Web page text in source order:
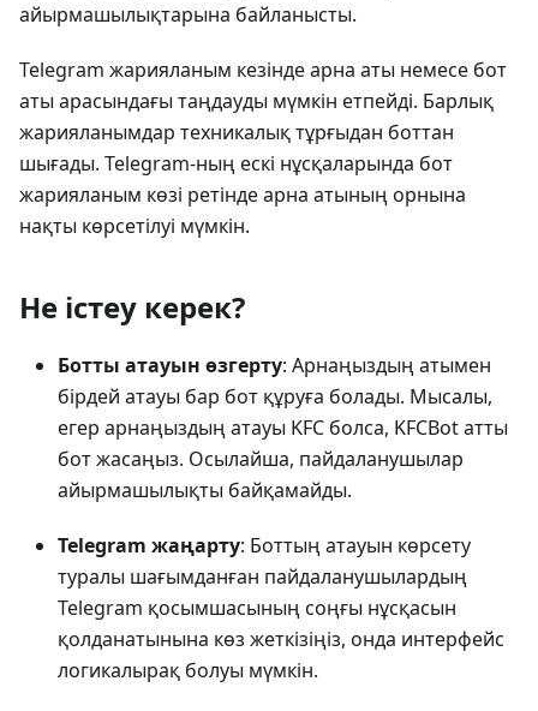
айырмашылықтарына байланысты.
Telegram жарияланым кезінде арна аты немесе бот
аты арасындағы таңдауды мүмкін етпейді. Барлық
жарияланымдар техникалық тұрғыдан боттан
шығады. Telegram-ның ескі нұсқаларында бот
жарияланым көзі ретінде арна атының орнына
нақты көрсетілуі мүмкін.
Не істеу керек?
Ботты атауын өзгерту: Арнаңыздың атымен
бірдей атауы бар бот құруға болады. Мысалы,
егер арнаңыздың атауы KFC болса, KFCBot атты
бот жасаңыз. Осылайша, пайдаланушылар
айырмашылықты байқамайды.
Telegram жаңарту: Боттың атауын көрсету
туралы шағымданған пайдаланушылардың
Telegram қосымшасының соңғы нұсқасын
қолданатынына көз жеткізіңіз, онда интерфейс
логикалырақ болуы мүмкін.